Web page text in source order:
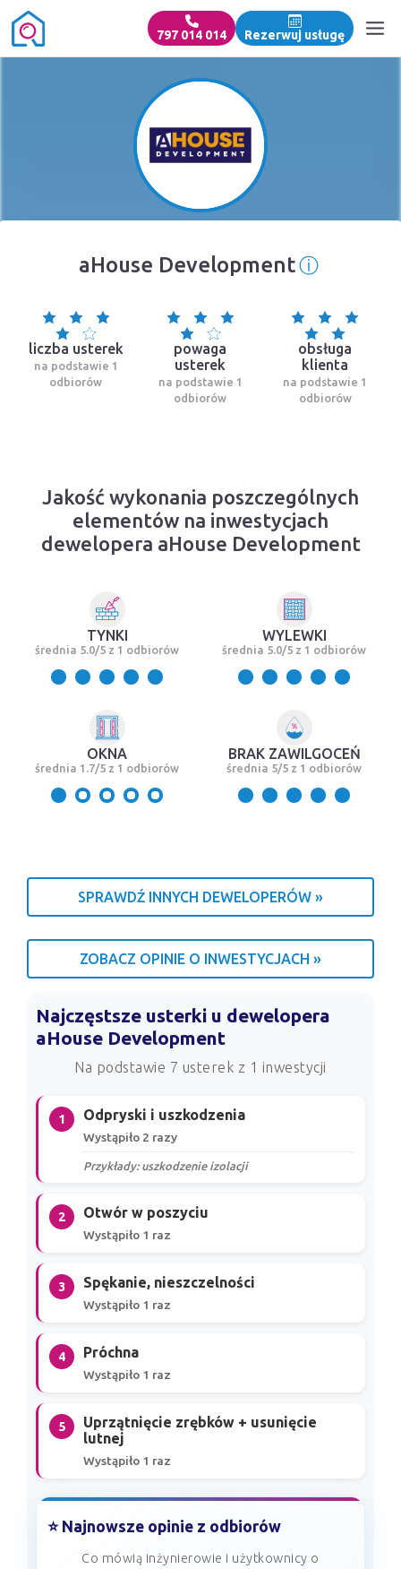
797 014 014 Rezerwuj usługę
aHouse Developmentⓘ
liczba usterek
na podstawie 1
odbiorów
powaga
usterek
na podstawie 1
odbiorów
obsługa
klienta
na podstawie 1
odbiorów
Jakość wykonania poszczególnych
elementów na inwestycjach
dewelopera aHouse Development
TYNKI
średnia 5.0/5 z 1 odbiorów
WYLEWKI
średnia 5.0/5 z 1 odbiorów
OKNA
średnia 1.7/5 z 1 odbiorów
BRAK ZAWILGOCEŃ
średnia 5/5 z 1 odbiorów
SPRAWDŹ INNYCH DEWELOPERÓW »
ZOBACZ OPINIE O INWESTYCJACH »
Najczęstsze usterki u dewelopera
aHouse Development
Na podstawie 7 usterek z 1 inwestycji
1 Odpryski i uszkodzenia
Wystąpiło 2 razy
Przykłady: uszkodzenie izolacji
2 Otwór w poszyciu
Wystąpiło 1 raz
3 Spękanie, nieszczelności
Wystąpiło 1 raz
4 Próchna
Wystąpiło 1 raz
5
Uprzątnięcie zrębków + usunięcie
lutnej
Wystąpiło 1 raz
⭐ Najnowsze opinie z odbiorów
Co mówią inżynierowie i użytkownicy o